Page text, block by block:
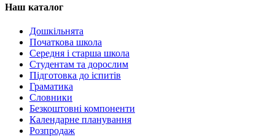
Наш каталог
Дошкільнята
Початкова школа
Середня і старша школа
Студентам та дорослим
Підготовка до іспитів
Граматика
Словники
Безкоштовні компоненти
Календарне планування
Розпродаж